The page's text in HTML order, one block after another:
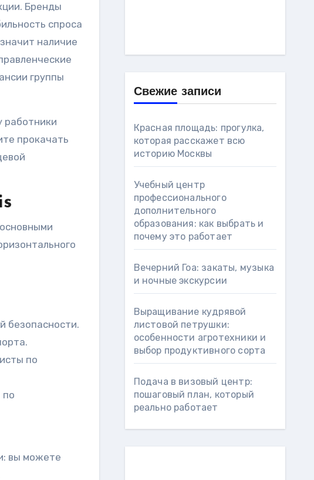
Бренды
спроса
наличие
группы
работники
прокачать
безопасности.
по
по
вы можете
Свежие записи
Красная площадь: прогулка,
которая расскажет всю
историю Москвы
Учебный центр
профессионального
дополнительного
образования: как выбрать и
почему это работает
Вечерний Гоа: закаты, музыка
и ночные экскурсии
Выращивание кудрявой
листовой петрушки:
особенности агротехники и
выбор продуктивного сорта
Подача в визовый центр:
пошаговый план, который
реально работает